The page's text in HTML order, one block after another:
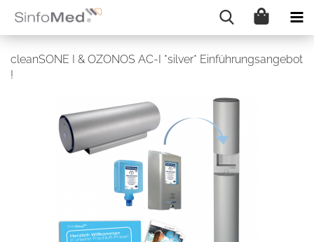
cleanSONE I & OZONOS AC-I *silver* Einführungsangebot
!